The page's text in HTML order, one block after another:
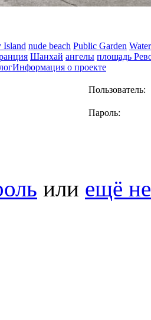
Island nude beach Public Garden
Шанхай ангелы площадь
Информация о проекте
Пользователь:
Пароль:
или ещё